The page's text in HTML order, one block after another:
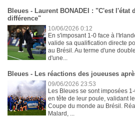
Bleues - Laurent BONADEI : "C'est l'état
différence"
10/06/2026 0:12
En s'imposant 1-0 face à
valide sa qualification directe
au Brésil. Au terme d'une
d'une...
Bleues - Les réactions des joueuses
09/06/2026 23:53
Les Bleues se sont imposées
en tête de leur poule, validant
Coupe du monde au Brésil.
Malard, ...